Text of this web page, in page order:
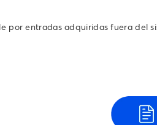
por entradas adquiridas fuera del